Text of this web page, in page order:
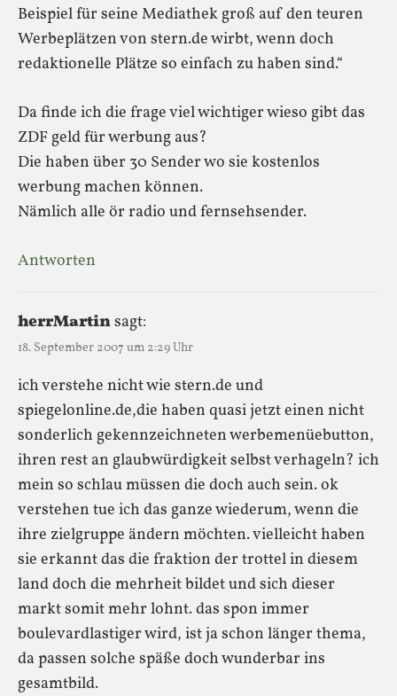
Beispiel für seine Mediathek groß auf den teuren
Werbeplätzen von stern.de wirbt, wenn doch
redaktionelle Plätze so einfach zu haben sind.“
Da finde ich die frage viel wichtiger wieso gibt das
ZDF geld für werbung aus?
Die haben über 30 Sender wo sie kostenlos
werbung machen können.
Nämlich alle ör radio und fernsehsender.
Antworten
herrMartinsagt:
18. September 2007 um 2:29 Uhr
ich verstehe nicht wie stern.de und
spiegelonline.de,die haben quasi jetzt einen nicht
sonderlich gekennzeichneten werbemenüebutton,
ihren rest an glaubwürdigkeit selbst verhageln? ich
mein so schlau müssen die doch auch sein. ok
verstehen tue ich das ganze wiederum, wenn die
ihre zielgruppe ändern möchten. vielleicht haben
sie erkannt das die fraktion der trottel in diesem
land doch die mehrheit bildet und sich dieser
markt somit mehr lohnt. das spon immer
boulevardlastiger wird, ist ja schon länger thema,
da passen solche späße doch wunderbar ins
gesamtbild.